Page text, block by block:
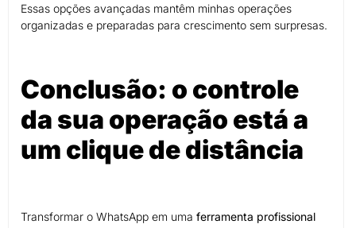
Essas opções avançadas mantêm minhas operações
organizadas e preparadas para crescimento sem surpresas.
Conclusão: o controle
da sua operação está a
um clique de distância
Transformar o WhatsApp em uma ferramenta profissional